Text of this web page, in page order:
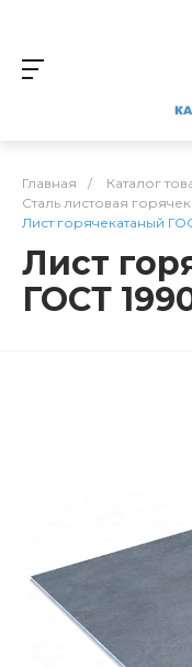
Главная / Каталог
Сталь листовая
Лист горячекатаный
Лист
ГОСТ